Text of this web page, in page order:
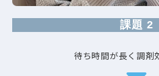
課題 2
待ち時間が長く調剤